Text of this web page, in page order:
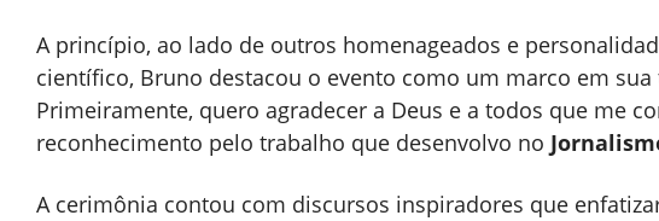
A princípio, ao lado de outros homenageados e
científico, Bruno destacou o evento como um marco em
Primeiramente, quero agradecer a Deus e a todos que me
reconhecimento pelo trabalho que desenvolvo no
A cerimônia contou com discursos inspiradores que